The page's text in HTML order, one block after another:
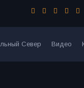
Север Видео